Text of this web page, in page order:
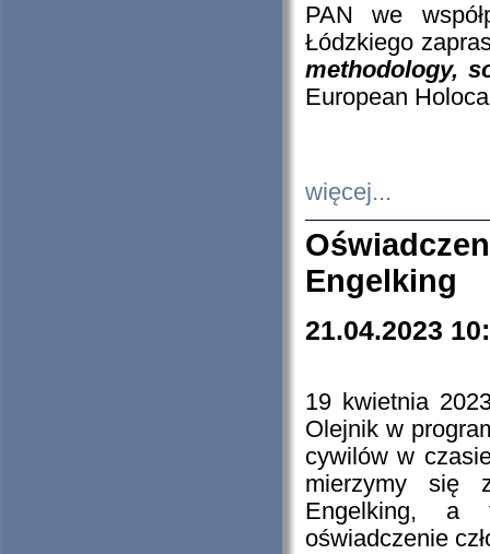
PAN we
Łódzkiego
methodology,
European
więcej...
Engelking
21.04.2023
19 kwietnia
Olejnik w
cywilów w
mierzymy się
Engelking, a
oświadczenie